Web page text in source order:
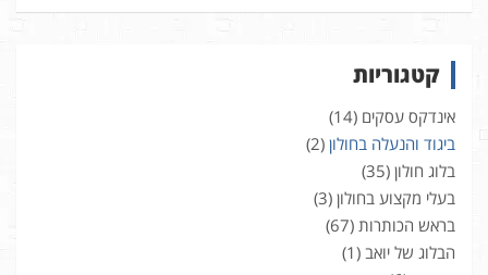
קטגוריות
אינדקס עסקים (14)
ביגוד והנעלה בחולון (2)
בלוג חולון (35)
בעלי מקצוע בחולון (3)
בראש הכותרות (67)
הבלוג של יואב (1)